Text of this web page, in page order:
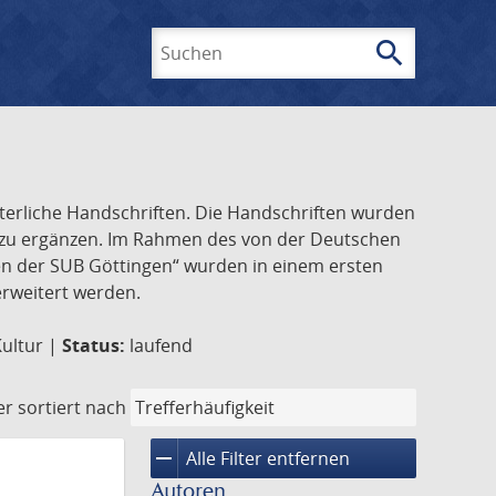
search
Handschriften. Die Handschriften wurden
ergänzen. Im Rahmen des von der Deutschen
SUB Göttingen“ wurden in einem ersten
werden.
| Status: laufend
sortiert nach
remove Alle Filter entfernen